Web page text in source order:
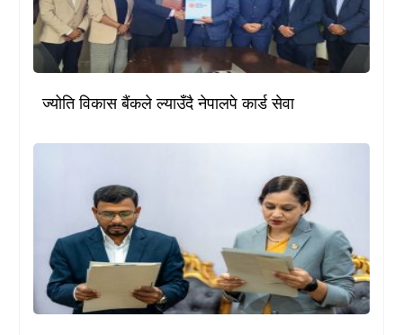
ज्योति विकास बैंकले ल्याउँदै नेपालपे कार्ड सेवा